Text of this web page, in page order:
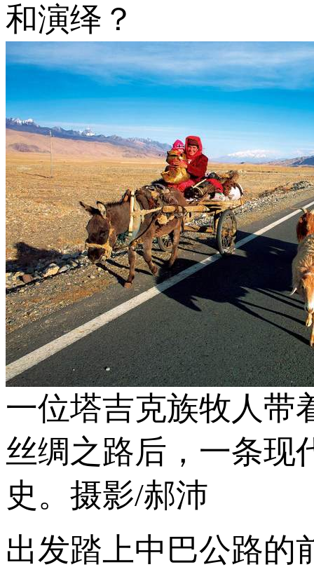
和演绎？
一位塔吉克族牧人带
丝绸之路后，一条现
史。摄影/郝沛
出发踏上中巴公路的